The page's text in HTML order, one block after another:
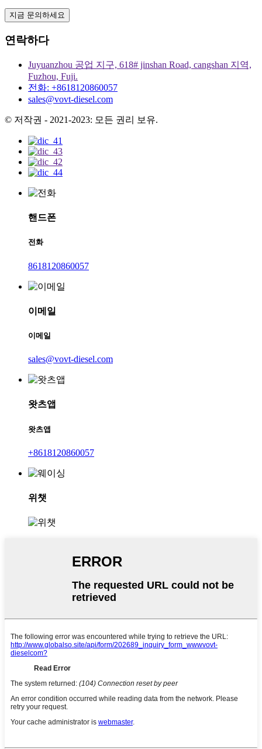
지금 문의하세요
연락하다
Juyuanzhou 공업 지구, 618# jinshan Road, cangshan 지역,
Fuzhou, Fuji.
전화: +8618120860057
sales@vovt-diesel.com
© 저작권 - 2021-2023: 모든 권리 보유.
핸드폰
전화
8618120860057
이메일
이메일
sales@vovt-diesel.com
왓츠앱
왓츠앱
+8618120860057
위챗